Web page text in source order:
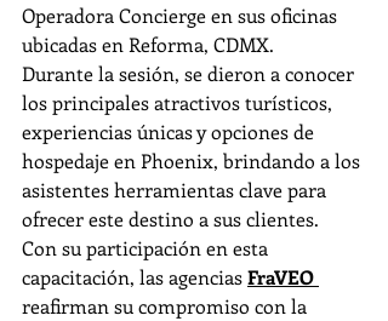
Operadora Concierge en sus oficinas
ubicadas en Reforma, CDMX.
Durante la sesión, se dieron a conocer
los principales atractivos turísticos,
experiencias únicas y opciones de
hospedaje en Phoenix, brindando a los
asistentes herramientas clave para
ofrecer este destino a sus clientes.
Con su participación en esta
capacitación, las agencias FraVEO
reafirman su compromiso con la